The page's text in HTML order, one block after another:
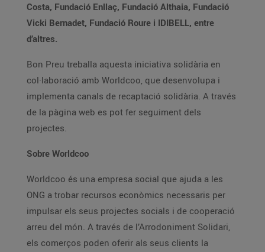
Costa, Fundació Enllaç, Fundació Althaia, Fundació
Vicki Bernadet, Fundació Roure i IDIBELL, entre
d’altres.
Bon Preu treballa aquesta iniciativa solidària en
col·laboració amb Worldcoo, que desenvolupa i
implementa canals de recaptació solidària. A través
de la pàgina web es pot fer seguiment dels
projectes.
Sobre Worldcoo
Worldcoo és una empresa social que ajuda a les
ONG a trobar recursos econòmics necessaris per
impulsar els seus projectes socials i de cooperació
arreu del món. A través de l’Arrodoniment Solidari,
els comerços poden oferir als seus clients la